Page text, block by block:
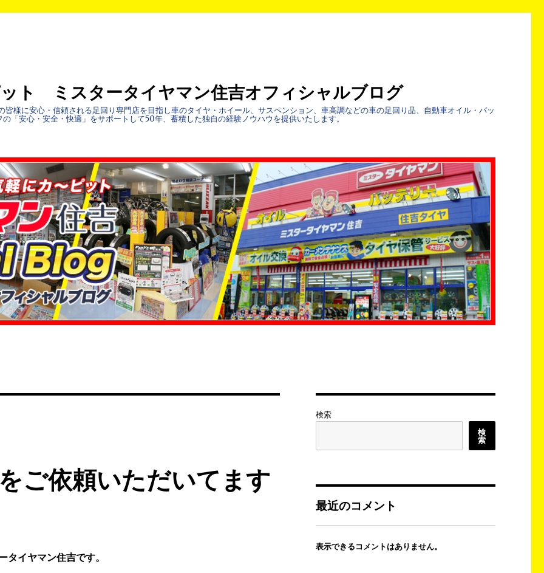
ト ミスタータイヤマン住吉オフィシャルブログ
様に安心・信頼される足回り専門店を目指し車のタイヤ・ホイール、サスペンション、車高調などの車の足回り品、自動車オイル・バッ
「安心・安全・快適」をサポートして50年、蓄積した独自の経験ノウハウを提供いたします。
ご依頼いただいてます
タイヤマン住吉です。
検索
検
索
最近のコメント
表示できるコメントはありません。